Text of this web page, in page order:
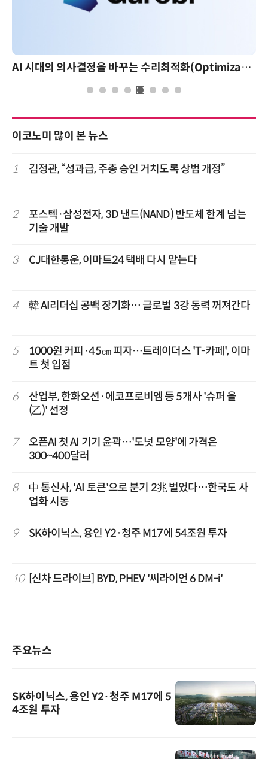
AI 시대의 의사결정을 바꾸는 수리최적화(Optimization): 실제 산업 적용 사례와 활용 전략
이코노미 많이 본 뉴스
1 김정관, “성과급, 주총 승인 거치도록 상법 개정”
2
포스텍·삼성전자, 3D 낸드(NAND) 반도체 한계 넘는
기술 개발
3 CJ대한통운, 이마트24 택배 다시 맡는다
4 韓 AI리더십 공백 장기화… 글로벌 3강 동력 꺼져간다
5
1000원 커피·45㎝ 피자…트레이더스 'T-카페', 이마
트 첫 입점
6
산업부, 한화오션·에코프로비엠 등 5개사 '슈퍼 을
(乙)' 선정
7
오픈AI 첫 AI 기기 윤곽…'도넛 모양'에 가격은
300~400달러
8
中 통신사, 'AI 토큰'으로 분기 2兆 벌었다…한국도 사
업화 시동
9 SK하이닉스, 용인 Y2·청주 M17에 54조원 투자
10 [신차 드라이브] BYD, PHEV '씨라이언 6 DM-i'
주요뉴스
SK하이닉스, 용인 Y2·청주 M17에 5
4조원 투자